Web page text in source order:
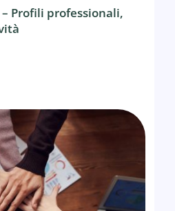
Profili professionali,